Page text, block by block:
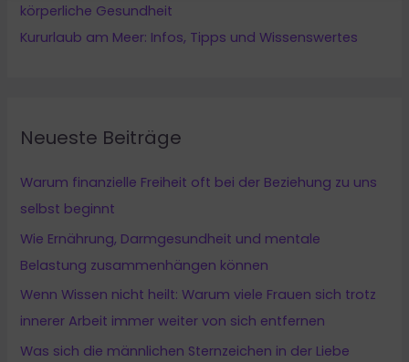
körperliche Gesundheit
Kururlaub am Meer: Infos, Tipps und Wissenswertes
Neueste Beiträge
Warum finanzielle Freiheit oft bei der Beziehung zu uns
selbst beginnt
Wie Ernährung, Darmgesundheit und mentale
Belastung zusammenhängen können
Wenn Wissen nicht heilt: Warum viele Frauen sich trotz
innerer Arbeit immer weiter von sich entfernen
Was sich die männlichen Sternzeichen in der Liebe